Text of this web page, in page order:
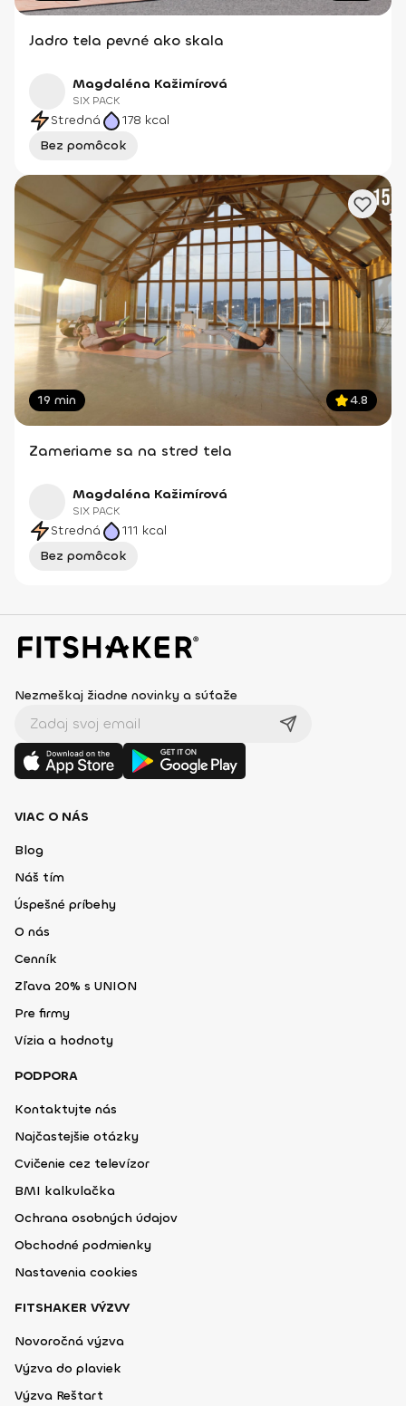
Jadro tela pevné ako skala
Magdaléna Kažimírová
SIX PACK
Stredná 178 kcal
Bez pomôcok
19 min 4.8
Zameriame sa na stred tela
Magdaléna Kažimírová
SIX PACK
Stredná 111 kcal
Bez pomôcok
Nezmeškaj žiadne novinky a súťaže
VIAC O NÁS
Blog
Náš tím
Úspešné príbehy
O nás
Cenník
Zľava 20% s UNION
Pre firmy
Vízia a hodnoty
PODPORA
Kontaktujte nás
Najčastejšie otázky
Cvičenie cez televízor
BMI kalkulačka
Ochrana osobných údajov
Obchodné podmienky
Nastavenia cookies
FITSHAKER VÝZVY
Novoročná výzva
Výzva do plaviek
Výzva Reštart